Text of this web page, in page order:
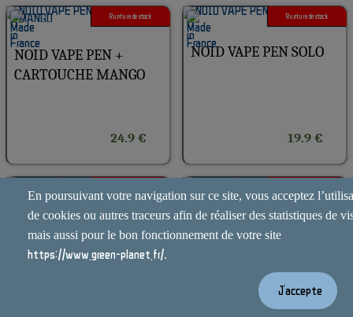
En poursuivant votre navigation sur ce site, vous acceptez
de cookies ou autres traceurs afin de réaliser des statistiques de
mais aussi pour le bon fonctionnement de votre site
https://www.green-planet.fr/.
J'accepte
Rupture de stock
NOID VAPE PEN +
CARTOUCHE MANGO
24.9 €
Rupture de stock
NOID VAPE PEN SOLO
19.9 €
POCKEX 1500MAH
METAL
POCKEX 1500MAH
NOIR
26 €